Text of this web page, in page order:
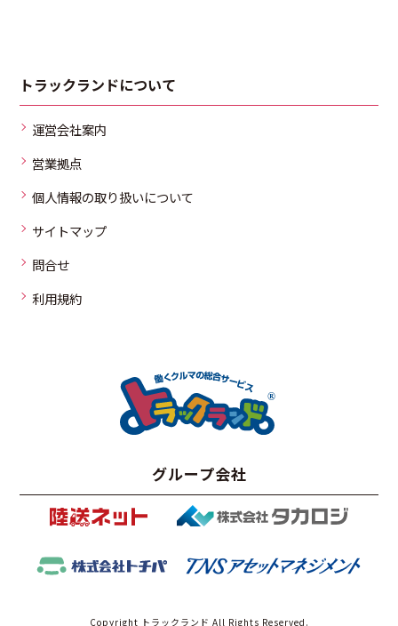
トラックランドについて
運営会社案内
営業拠点
個人情報の取り扱いについて
サイトマップ
問合せ
利用規約
グループ会社
Copyright トラックランド All Rights Reserved.